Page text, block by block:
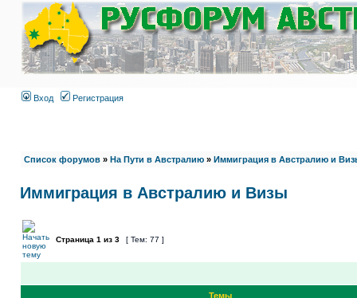
Вход Регистрация
Список форумов » На Пути в Австралию » Иммиграция в Австралию и
Иммиграция в Австралию и Визы
Страница 1 из 3 [ Тем: 77 ]
Темы